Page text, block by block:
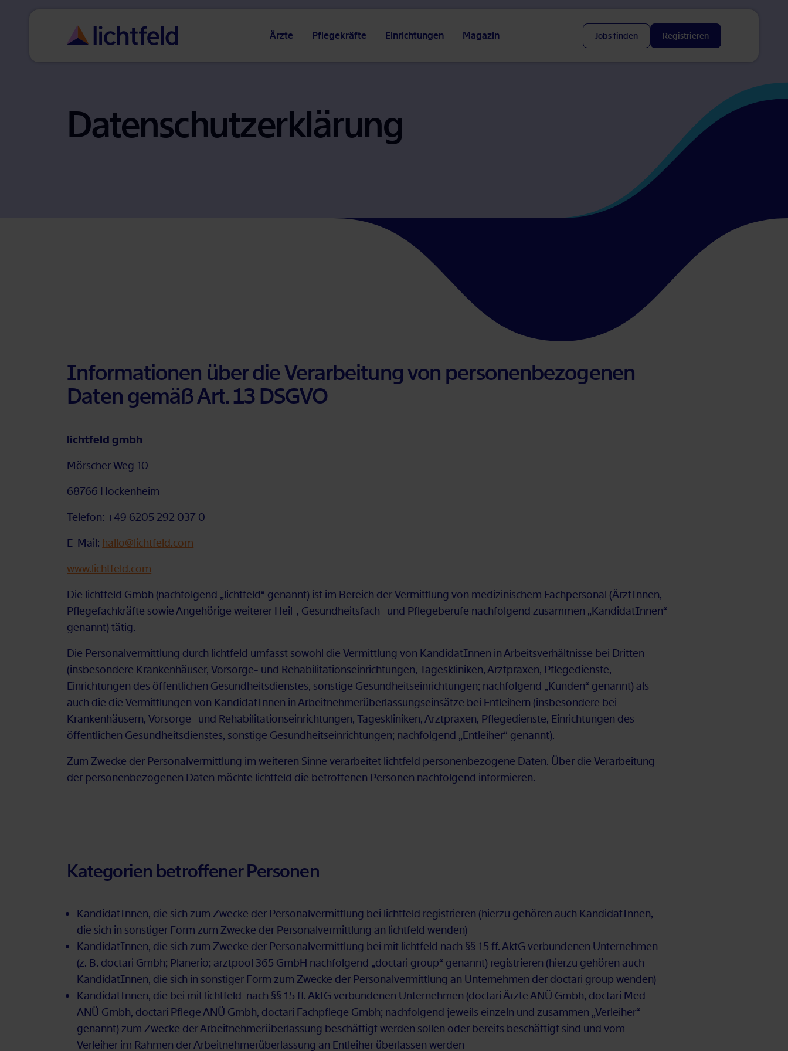
Jobs fin­den
Öffnet in neuem Tab
Re­gis­trie­ren
Öffnet in neuem Tab
Ärzte Pflegekräfte Einrichtungen Magazin
Da­ten­schutz­er­klä­rung
In­for­ma­tio­nen über die Ver­ar­bei­tung von per­so­nen­be­zo­ge­nen
Da­ten ge­mäß Art. 13 DS­GVO
lichtfeld gmbh
Mör­scher Weg 10
68766 Ho­cken­heim
Te­le­fon: +49 6205 292 037 0
E-Mail: hallo@lichtfeld.com
www.lichtfeld.com
Die licht­feld Gmbh (nach­fol­gend „licht­feld“ ge­nannt) ist im Be­reich der Ver­mitt­lung von me­di­zi­ni­schem Fach­per­so­nal (Ärz­tIn­nen,
Pfle­ge­fach­kräf­te so­wie An­ge­hö­ri­ge wei­te­rer Heil-, Ge­sund­heits­fach- und Pfle­ge­be­ru­fe nach­fol­gend zu­sam­men „Kan­di­da­tIn­nen“
ge­nannt) tä­tig.
Die Per­so­nal­ver­mitt­lung durch licht­feld um­fasst so­wohl die Ver­mitt­lung von Kan­di­da­tIn­nen in Ar­beits­ver­hält­nis­se bei Drit­ten
(ins­be­son­de­re Kran­ken­häu­ser, Vor­sor­ge- und Re­ha­bi­li­ta­ti­ons­ein­rich­tun­gen, Ta­ges­kli­ni­ken, Arzt­pra­xen, Pfle­ge­diens­te,
Ein­rich­tun­gen des öf­fent­li­chen Ge­sund­heits­diens­tes, sons­ti­ge Ge­sund­heits­ein­rich­tun­gen; nach­fol­gend „Kun­den“ ge­nannt) als
auch die die Ver­mitt­lun­gen von Kan­di­da­tIn­nen in Ar­beit­neh­mer­über­las­sungs­ein­sät­ze bei Ent­lei­hern (ins­be­son­de­re bei
Kran­ken­häu­sern, Vor­sor­ge- und Re­ha­bi­li­ta­ti­ons­ein­rich­tun­gen, Ta­ges­kli­ni­ken, Arzt­pra­xen, Pfle­ge­diens­te, Ein­rich­tun­gen des
öf­fent­li­chen Ge­sund­heits­diens­tes, sons­ti­ge Ge­sund­heits­ein­rich­tun­gen; nach­fol­gend „Ent­lei­her“ ge­nannt).
Zum Zwe­cke der Per­so­nal­ver­mitt­lung im wei­te­ren Sin­ne ver­ar­bei­tet licht­feld per­so­nen­be­zo­ge­ne Da­ten. Über die Ver­ar­bei­tung
der per­so­nen­be­zo­ge­nen Da­ten möch­te licht­feld die be­trof­fe­nen Per­so­nen nach­fol­gend in­for­mie­ren.
Ka­te­go­ri­en be­trof­fe­ner Per­so­nen
Kan­di­da­tIn­nen, die sich zum Zwe­cke der Per­so­nal­ver­mitt­lung bei licht­feld re­gis­trie­ren (hier­zu ge­hö­ren auch Kan­di­da­tIn­nen,
die sich in sons­ti­ger Form zum Zwe­cke der Per­so­nal­ver­mitt­lung an licht­feld wen­den)
Kan­di­da­tIn­nen, die sich zum Zwe­cke der Per­so­nal­ver­mitt­lung bei mit licht­feld nach §§ 15 ff. AktG ver­bun­de­nen Un­ter­neh­men
(z. B. doc­ta­ri Gmbh; Pla­ne­rio; arzt­pool 365 GmbH nach­fol­gend „doc­ta­ri group“ ge­nannt) re­gis­trie­ren (hier­zu ge­hö­ren auch
Kan­di­da­tIn­nen, die sich in sons­ti­ger Form zum Zwe­cke der Per­so­nal­ver­mitt­lung an Un­ter­neh­men der doc­ta­ri group wen­den)
Kan­di­da­tIn­nen, die bei mit licht­feld nach §§ 15 ff. AktG ver­bun­de­nen Un­ter­neh­men (doc­ta­ri Ärz­te ANÜ Gmbh, doc­ta­ri Med
ANÜ Gmbh, doc­ta­ri Pfle­ge ANÜ Gmbh, doc­ta­ri Fach­pfle­ge Gmbh; nach­fol­gend je­weils ein­zeln und zu­sam­men „Ver­lei­her“
ge­nannt) zum Zwe­cke der Ar­beit­neh­mer­über­las­sung be­schäf­tigt wer­den sol­len oder be­reits be­schäf­tigt sind und vom
Ver­lei­her im Rah­men der Ar­beit­neh­mer­über­las­sung an Ent­lei­her über­las­sen wer­den